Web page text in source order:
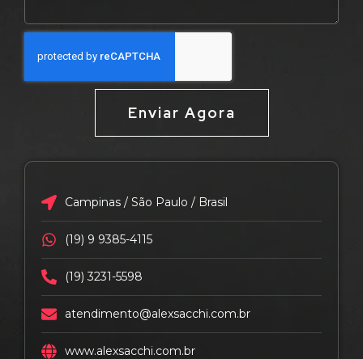
Enviar Agora
Campinas / São Paulo / Brasil
(19) 9 9385-4115
(19) 3231-5598
atendimento@alexsacchi.com.br
www.alexsacchi.com.br